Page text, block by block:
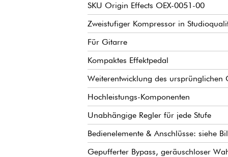
SKU Origin Effects OEX-0051-00
Zweistufiger Kompressor in
Für Gitarre
Kompaktes Effektpedal
Weiterentwicklung des
Hochleistungs-Komponenten
Unabhängige Regler für jede Stufe
Bedienelemente & Anschlüsse: siehe
Gepufferter Bypass, geräuschloser